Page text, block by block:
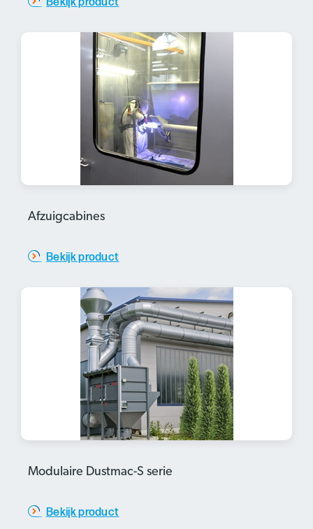
Afzuigcabines
Bekijk product
Modulaire Dustmac-S serie
Bekijk product